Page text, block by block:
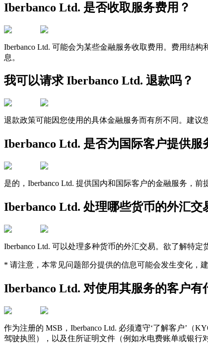
Iberbanco Ltd. 是否收取服务费用？
Iberbanco Ltd. 可能会为某些金融服务收取费用。费用结
息。
我可以请求 Iberbanco Ltd. 退款吗？
退款政策可能因您使用的具体金融服务而有所不同。建议
Iberbanco Ltd. 是否为国际客户提供服
是的，Iberbanco Ltd. 提供国内和国际客户的金融服务，前
Iberbanco Ltd. 处理哪些货币的外汇交
Iberbanco Ltd. 可以处理多种货币的外汇交易。欲了解特
* 请注意，本常见问题部分提供的信息可能会发生变化，
Iberbanco Ltd. 对使用其服务的客户有
作为注册的 MSB，Iberbanco Ltd. 必须遵守‘了解客户’
驾驶执照），以及住所证明文件（例如水电费账单或银行